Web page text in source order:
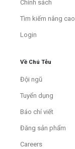
Chính sách
Tìm kiếm nâng cao
Login
Về Chú Tễu
Đội ngũ
Tuyển dụng
Báo chí viết
Đăng sản phẩm
Careers